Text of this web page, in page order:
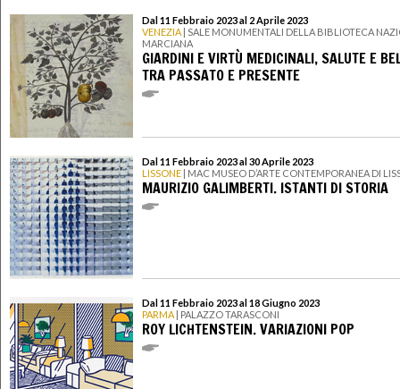
Dal 11 Febbraio 2023 al 2 Aprile 2023
VENEZIA | SALE MONUMENTALI DELLA BIBLIOTECA
MARCIANA
GIARDINI E VIRTÙ MEDICINALI, SALUTE E
TRA PASSATO E PRESENTE
Dal 11 Febbraio 2023 al 30 Aprile 2023
LISSONE | MAC MUSEO D’ARTE CONTEMPORANEA DI
MAURIZIO GALIMBERTI. ISTANTI DI STORIA
Dal 11 Febbraio 2023 al 18 Giugno 2023
PARMA | PALAZZO TARASCONI
ROY LICHTENSTEIN. VARIAZIONI POP